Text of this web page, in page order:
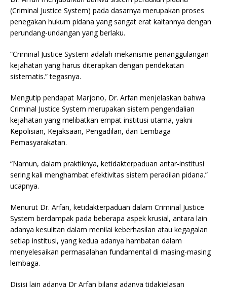
(Criminal Justice System) pada dasarnya merupakan proses
penegakan hukum pidana yang sangat erat kaitannya dengan
perundang-undangan yang berlaku.
“Criminal Justice System adalah mekanisme penanggulangan
kejahatan yang harus diterapkan dengan pendekatan
sistematis.” tegasnya.
Mengutip pendapat Marjono, Dr. Arfan menjelaskan bahwa
Criminal Justice System merupakan sistem pengendalian
kejahatan yang melibatkan empat institusi utama, yakni
Kepolisian, Kejaksaan, Pengadilan, dan Lembaga
Pemasyarakatan.
“Namun, dalam praktiknya, ketidakterpaduan antar-institusi
sering kali menghambat efektivitas sistem peradilan pidana.”
ucapnya.
Menurut Dr. Arfan, ketidakterpaduan dalam Criminal Justice
System berdampak pada beberapa aspek krusial, antara lain
adanya kesulitan dalam menilai keberhasilan atau kegagalan
setiap institusi, yang kedua adanya hambatan dalam
menyelesaikan permasalahan fundamental di masing-masing
lembaga.
Disisi lain adanya Dr Arfan bilang adanya tidakjelasan